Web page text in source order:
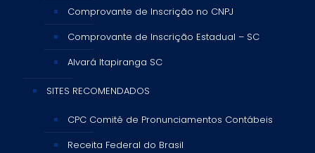
Comprovante de Inscrição no CNPJ
Comprovante de Inscrição Estadual – SC
Alvará Itapiranga SC
SITES RECOMENDADOS
CPC Comitê de Pronunciamentos Contábeis
Receita Federal do Brasil